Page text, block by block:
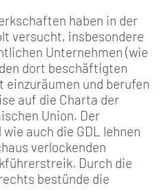
haben in der
versucht, insbesondere
Unternehmen (wie
dort beschäftigten
und berufen
auf die Charta der
Union. Der
auch die GDL lehnen
verlockenden
Durch die
bestünde die